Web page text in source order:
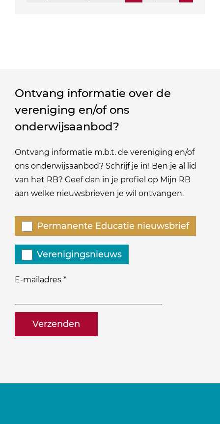
Ontvang informatie over de
vereniging en/of ons
onderwijsaanbod?
Ontvang informatie m.b.t. de vereniging en/of
ons onderwijsaanbod? Schrijf je in! Ben je al lid
van het RB? Geef dan in je profiel op Mijn RB
aan welke nieuwsbrieven je wil ontvangen.
E-mailadres *
naam@bedrijf.nl
Welke
nieuwsbrieven
zou
je
willen
Permanente Educatie nieuwsbrief
Verenigingsnieuws